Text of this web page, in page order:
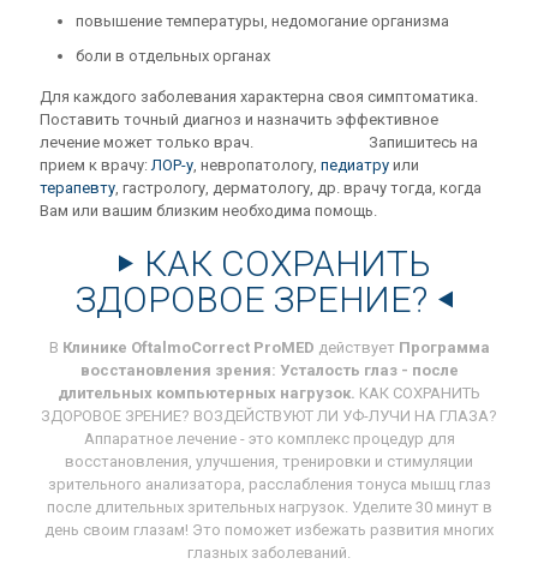
повышение температуры, недомогание организма
боли в отдельных органах
Для каждого заболевания характерна своя симптоматика.
Поставить точный диагноз и назначить эффективное
лечение может только врач. Запишитесь на
прием к врачу:ЛОР-у, невропатологу, педиатру или
терапевту, гастрологу, дерматологу, др. врачу тогда, когда
Вам или вашим близким необходима помощь.
КАК СОХРАНИТЬ
ЗДОРОВОЕ ЗРЕНИЕ?
В Клинике OftalmoCorrect ProMED действует Программа
восстановления зрения: Усталость глаз - после
длительных компьютерных нагрузок. КАК СОХРАНИТЬ
ЗДОРОВОЕ ЗРЕНИЕ? ВОЗДЕЙСТВУЮТ ЛИ УФ-ЛУЧИ НА ГЛАЗА?
Аппаратное лечение - это комплекс процедур для
восстановления, улучшения, тренировки и стимуляции
зрительного анализатора, расслабления тонуса мышц глаз
после длительных зрительных нагрузок. Уделите 30 минут в
день своим глазам! Это поможет избежать развития многих
глазных заболеваний.